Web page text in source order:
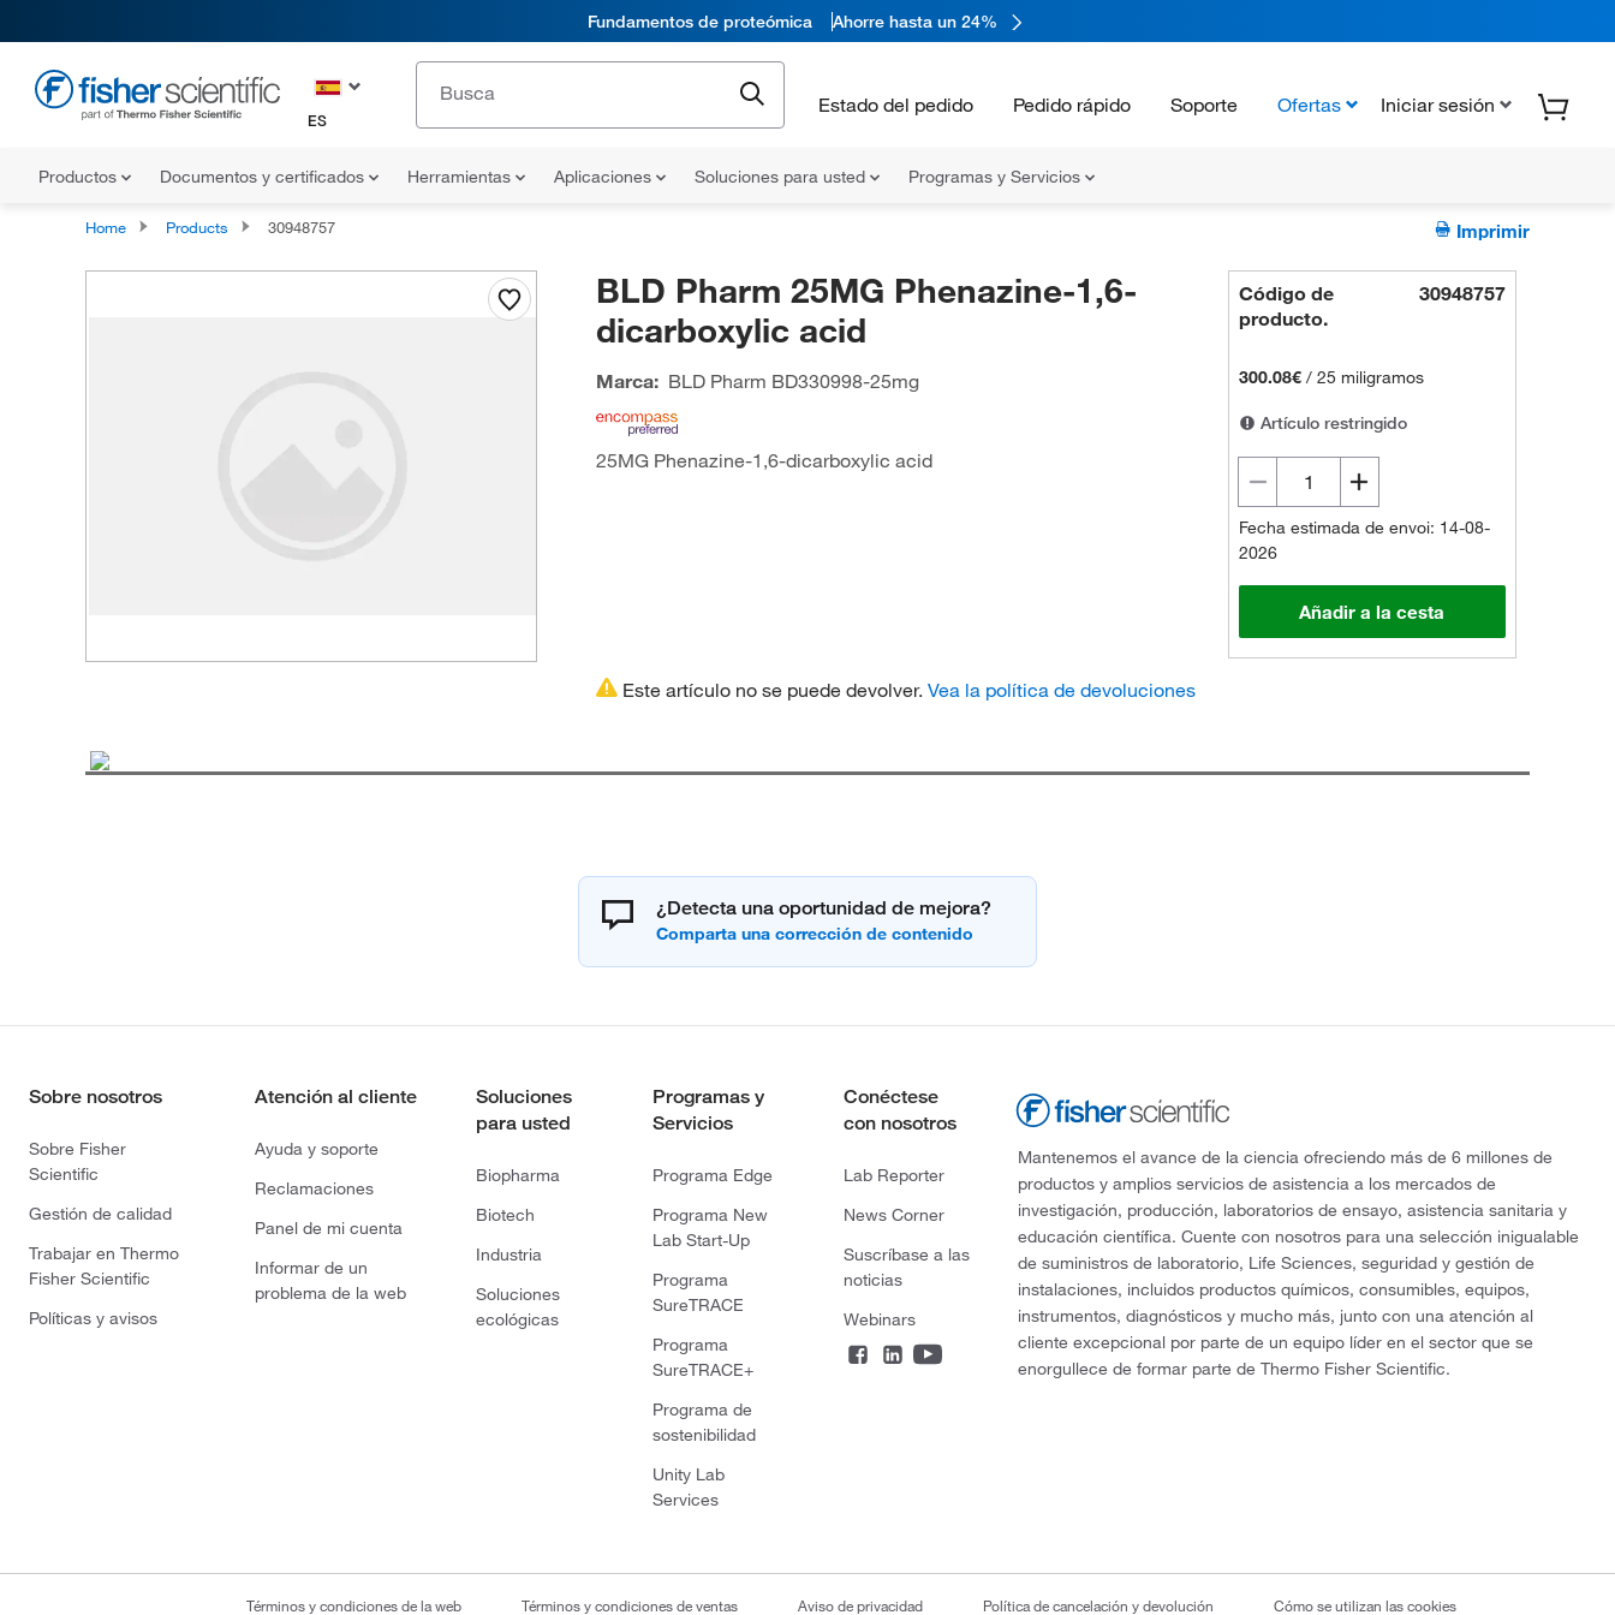
Fundamentos de proteómica Ahorre hasta un 24%
ES
Estado del pedido Pedido rápido Soporte Ofertas Iniciar sesión
Productos Documentos y certificados Herramientas Aplicaciones Soluciones para usted Programas y Servicios
Home Products 30948757 Imprimir
BLD Pharm 25MG Phenazine-1,6-
dicarboxylic acid
Marca: BLD Pharm BD330998-25mg
25MG Phenazine-1,6-dicarboxylic acid
Código de
producto.
30948757
300.08€ /25 miligramos
Artículo restringido
Fecha estimada de envoi: 14-08-
2026
Añadir a la cesta
Este artículo no se puede devolver. Vea la política de devoluciones
¿Detecta una oportunidad de mejora?
Sobre nosotros
Sobre Fisher
Scientific
Gestión de calidad
Trabajar en Thermo
Fisher Scientific
Políticas y avisos
Atención al cliente
Ayuda y soporte
Reclamaciones
Panel de mi cuenta
Informar de un
problema de la web
Soluciones
para usted
Biopharma
Biotech
Industria
Soluciones
ecológicas
Programas y
Servicios
Programa Edge
Programa New
Lab Start-Up
Programa
SureTRACE
Programa
SureTRACE+
Programa de
sostenibilidad
Unity Lab
Services
Conéctese
con nosotros
Lab Reporter
News Corner
Suscríbase a las
noticias
Webinars
Mantenemos el avance de la ciencia ofreciendo más de 6 millones de
productos y amplios servicios de asistencia a los mercados de
investigación, producción, laboratorios de ensayo, asistencia sanitaria y
educación científica. Cuente con nosotros para una selección inigualable
de suministros de laboratorio, Life Sciences, seguridad y gestión de
instalaciones, incluidos productos químicos, consumibles, equipos,
instrumentos, diagnósticos y mucho más, junto con una atención al
cliente excepcional por parte de un equipo líder en el sector que se
enorgullece de formar parte de Thermo Fisher Scientific.
Términos y condiciones de la web Términos y condiciones de ventas Aviso de privacidad Política de cancelación y devolución Cómo se utilizan las cookies